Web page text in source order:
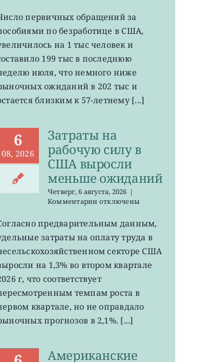
первичных
за
в
остается
на
первичных обращений за
по безработице в США,
на 1 тыс человек и
199 тыс в последнюю
июля, что немного ниже
ожиданий в 202 тыс и
близким к 57-летнему [...]
6
08, 2026
Затраты на
рабочую силу в
США выросли
меньше ожиданий
Четверг, 6 августа, 2026 |
Комментариик
Затраты
рабочую
силу
США
выросли
ожиданий
отключены
предварительным данным,
затраты на оплату труда в
секторе США
на 1,3% во втором квартале
г, что соответствует
темпам роста в
квартале, но не оправдало
прогнозов в 2,1%. [...]
Американские